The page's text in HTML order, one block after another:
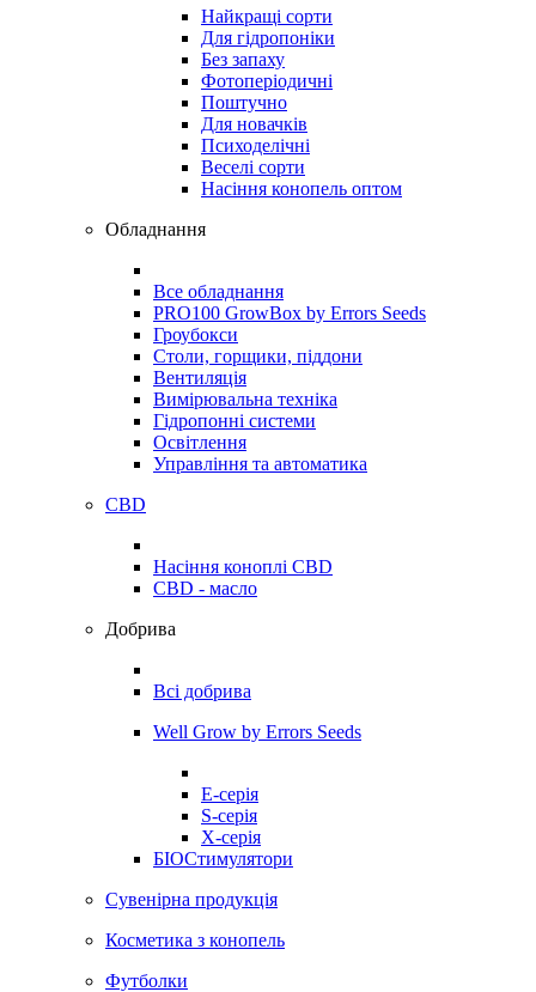
Найкращі сорти
Для гідропоніки
Без запаху
Фотоперіодичні
Поштучно
Для новачків
Психоделічні
Веселі сорти
Насіння конопель оптом
Обладнання
Все обладнання
PRO100 GrowBox by Errors Seeds
Гроубокси
Столи, горщики, піддони
Вентиляція
Вимірювальна техніка
Гідропонні системи
Освітлення
Управління та автоматика
CBD
Насіння коноплі CBD
CBD - масло
Добрива
Всі добрива
Well Grow by Errors Seeds
E-серія
S-серія
X-серія
БІОСтимулятори
Сувенірна продукція
Косметика з конопель
Футболки